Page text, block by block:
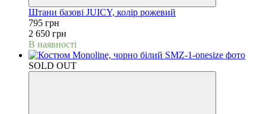
Штани базові JUICY, колір рожевий
795 грн
2 650 грн
В наявності
SOLD OUT